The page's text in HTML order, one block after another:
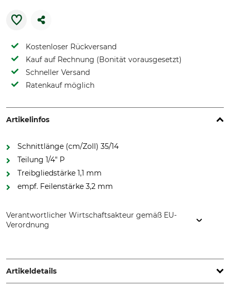
Kostenloser Rückversand
Kauf auf Rechnung (Bonität vorausgesetzt)
Schneller Versand
Ratenkauf möglich
Artikelinfos
Schnittlänge (cm/Zoll) 35/14
Teilung 1/4" P
Treibgliedstärke 1,1 mm
empf. Feilenstärke 3,2 mm
Verantwortlicher Wirtschaftsakteur gemäß EU-
Verordnung
64807 Dieburg, Germany, www.stihl.de
Artikeldetails